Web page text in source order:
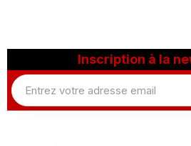
Inscription à la